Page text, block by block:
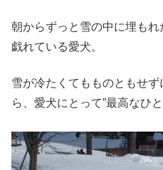
朝からずっと雪の中に埋も
戯れている愛犬。
雪が冷たくてもものともせ
ら、愛犬にとって”最高なひ